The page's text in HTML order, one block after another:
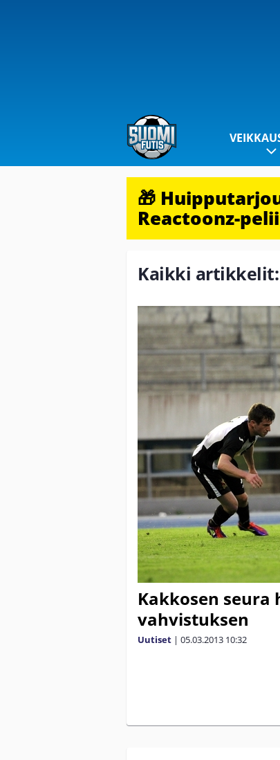
🎁
Reactoonz-
Kaikki
Kakkosen
vahvistuksen
Uutiset | 05.03.2013 10:32